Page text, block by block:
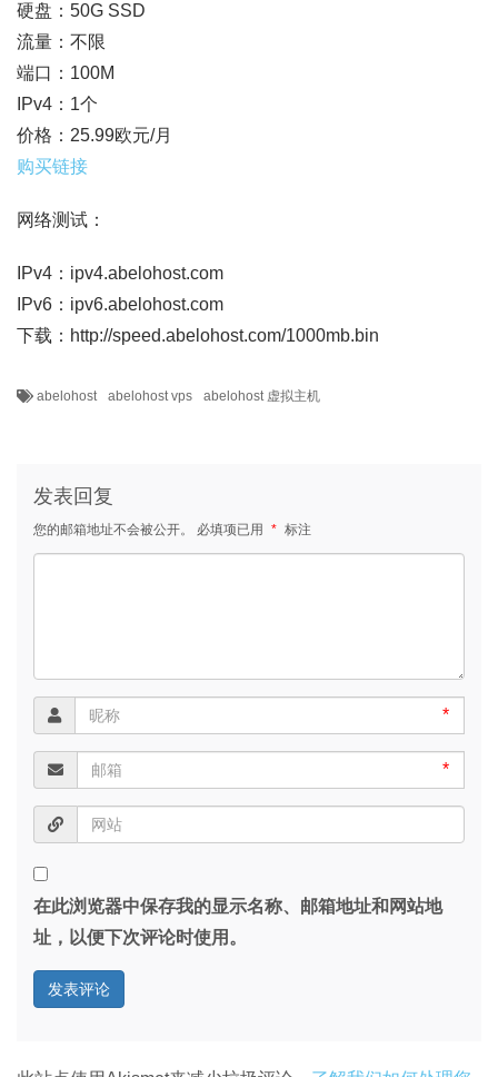
硬盘：50G SSD
流量：不限
端口：100M
IPv4：1个
价格：25.99欧元/月
购买链接
网络测试：
IPv4：ipv4.abelohost.com
IPv6：ipv6.abelohost.com
下载：http://speed.abelohost.com/1000mb.bin
abelohost abelohost vps abelohost 虚拟主机
发表回复
您的邮箱地址不会被公开。 必填项已用 * 标注
*
*
在此浏览器中保存我的显示名称、邮箱地址和网站地
址，以便下次评论时使用。